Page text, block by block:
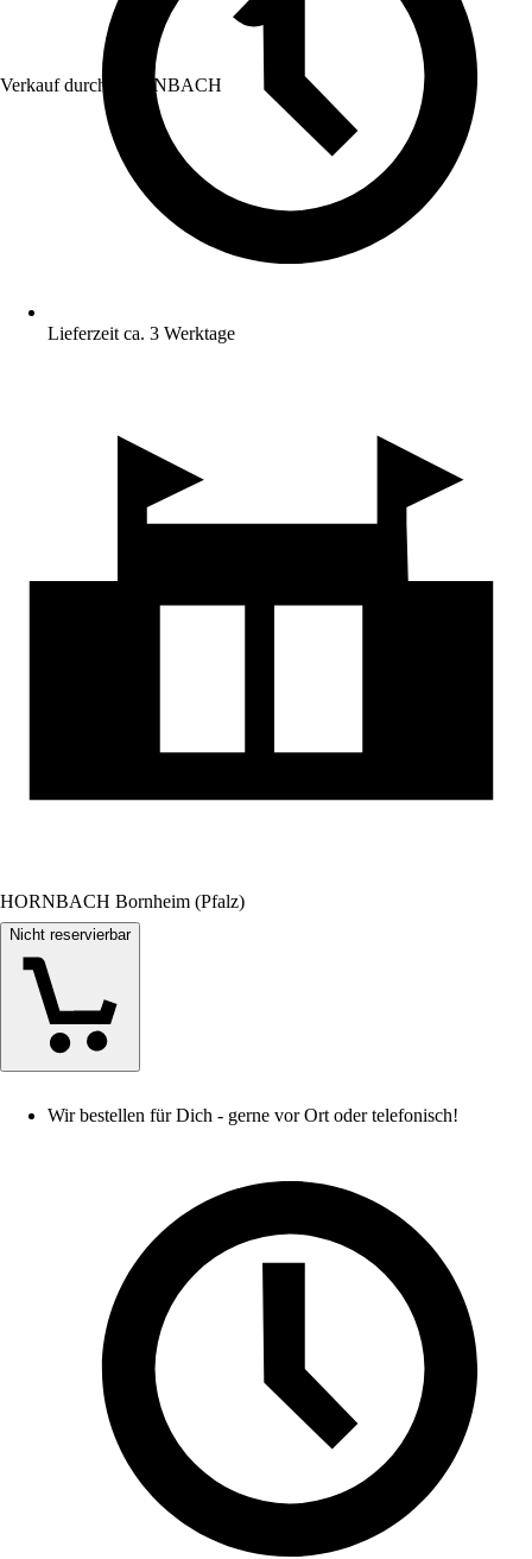
Verkauf durch: HORNBACH
Lieferzeit ca. 3 Werktage
HORNBACH Bornheim (Pfalz)
Nicht reservierbar
Wir bestellen für Dich - gerne vor Ort oder telefonisch!